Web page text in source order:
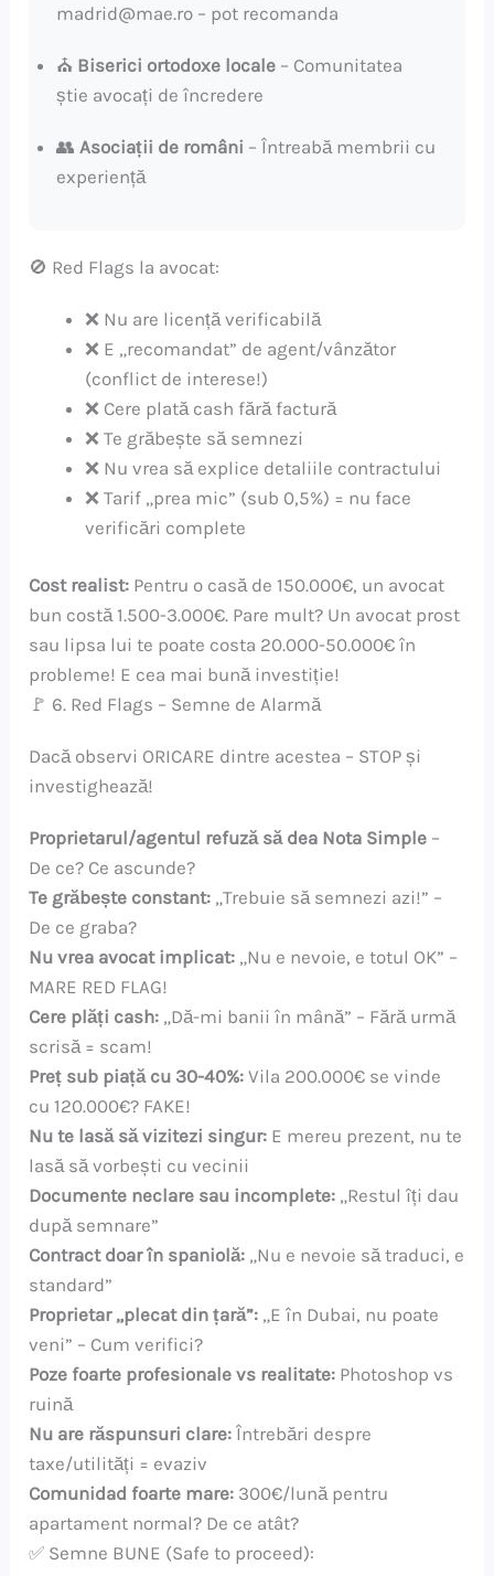
madrid@mae.ro – pot recomanda
⛪ Biserici ortodoxe locale – Comunitatea
știe avocați de încredere
👥 Asociații de români – Întreabă membrii cu
experiență
🚫 Red Flags la avocat:
❌ Nu are licență verificabilă
❌ E „recomandat” de agent/vânzător
(conflict de interese!)
❌ Cere plată cash fără factură
❌ Te grăbește să semnezi
❌ Nu vrea să explice detaliile contractului
❌ Tarif „prea mic” (sub 0,5%) = nu face
verificări complete
Cost realist: Pentru o casă de 150.000€, un avocat
bun costă 1.500-3.000€. Pare mult? Un avocat prost
sau lipsa lui te poate costa 20.000-50.000€ în
probleme! E cea mai bună investiție!
🚩 6. Red Flags – Semne de Alarmă
Dacă observi ORICARE dintre acestea – STOP și
investighează!
Proprietarul/agentul refuză să dea Nota Simple –
De ce? Ce ascunde?
Te grăbește constant: „Trebuie să semnezi azi!” –
De ce graba?
Nu vrea avocat implicat: „Nu e nevoie, e totul OK” –
MARE RED FLAG!
Cere plăți cash: „Dă-mi banii în mână” – Fără urmă
scrisă = scam!
Preț sub piață cu 30-40%: Vila 200.000€ se vinde
cu 120.000€? FAKE!
Nu te lasă să vizitezi singur: E mereu prezent, nu te
lasă să vorbești cu vecinii
Documente neclare sau incomplete: „Restul îți dau
după semnare”
Contract doar în spaniolă: „Nu e nevoie să traduci, e
standard”
Proprietar „plecat din țară”: „E în Dubai, nu poate
veni” – Cum verifici?
Poze foarte profesionale vs realitate: Photoshop vs
ruină
Nu are răspunsuri clare: Întrebări despre
taxe/utilități = evaziv
Comunidad foarte mare: 300€/lună pentru
apartament normal? De ce atât?
✅ Semne BUNE (Safe to proceed):